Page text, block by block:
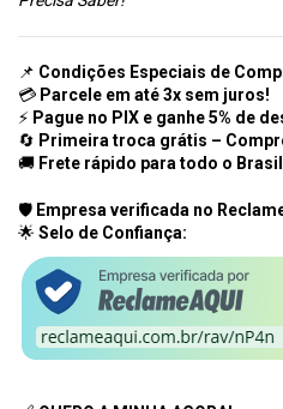
📌 Condições Especiais de
💳 Parcele em até 3x sem juros!
⚡ Pague no PIX e ganhe 5% de
🔄 Primeira troca grátis –
🚚 Frete rápido para todo o
🛡️ Empresa verificada no
🌟 Selo de Confiança: